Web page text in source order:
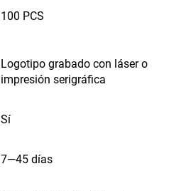
100 PCS
Logotipo grabado con láser o
impresión serigráfica
Sí
7—45 días